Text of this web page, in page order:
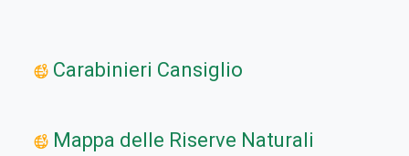
Carabinieri Cansiglio
Mappa delle Riserve Naturali